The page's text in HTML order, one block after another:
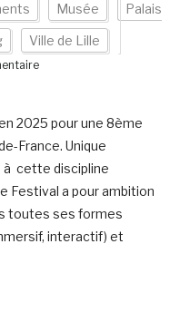
Musée Palais
Ville de Lille
2025 pour une 8ème
France. Unique
cette discipline
Festival a pour ambition
toutes ses formes
interactif) et